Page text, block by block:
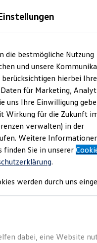
Gebrauchtwagen
die bestmögliche Nutzung
und unsere
hierbei Ihre
für Marketing,
uns Ihre Einwilligung
Wirkung für die Zukunft
verwalten) in der
Weitere
finden Sie in unserer
.
werden durch uns
dabei, eine Website